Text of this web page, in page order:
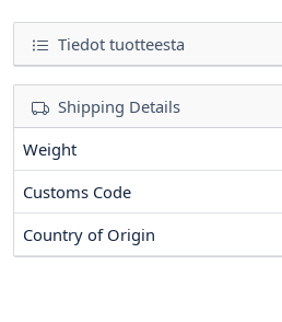
Tiedot tuotteesta
Shipping Details
Weight
Customs Code
Country of Origin